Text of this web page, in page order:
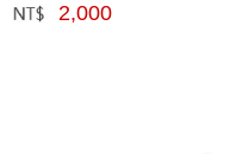
網購﹕ 2,000